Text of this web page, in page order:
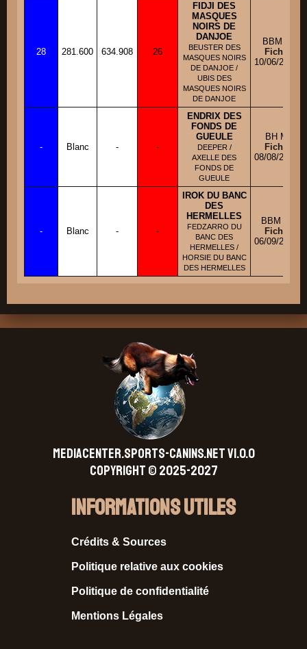
28 281.600 634.908 26
FIDJI DES
MASQUES
NOIRS DE
DANJOE
BEUSTER DES
MASQUES NOIRS
DE DANJOE /
UBIS DES
MASQUES NOIRS
DE DANJOE
BBM F
Fiche
10/06/2010
- Blanc - -
ENDRIX DES
FONDS DE
GUEULE
DEEPER /
AXELLE DES
FONDS DE
GUEULE
BH M
Fiche
08/08/2009
- Blanc - -
IROK DU BANC
DES
HERMELLES
FEDZARRO DU
BANC DES
HERMELLES /
HORSIE DU BANC
DES HERMELLES
BBM M
Fiche
06/09/2013
MEDIACENTER.SPORTS-CANINS.NET V1.0.0
Copyright © 2025-2027
Informations Utiles
Crédits & Sources
Politique relative aux cookies
Politique de confidentialité
Mentions Légales